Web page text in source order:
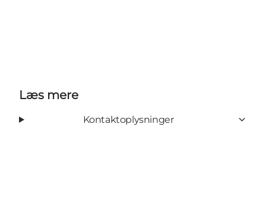
Læs mere
Kontaktoplysninger